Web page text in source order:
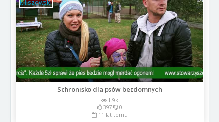
Schronisko dla psów bezdomnych
1.9k
397
0
11 lat temu